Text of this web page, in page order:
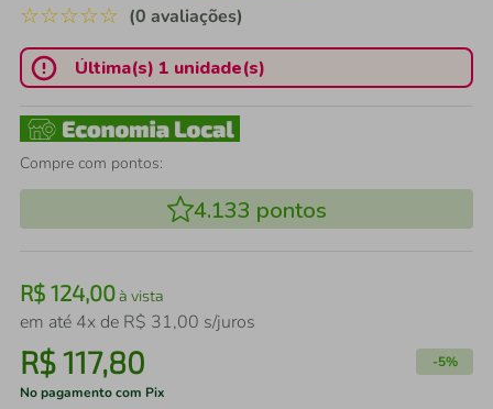
☆☆☆☆☆ (0 avaliações)
Última(s) 1 unidade(s)
Compre com pontos:
4.133 pontos
R$ 124,00à vista
em até 4x de R$ 31,00 s/juros
R$117,80 -5%
No pagamento com Pix